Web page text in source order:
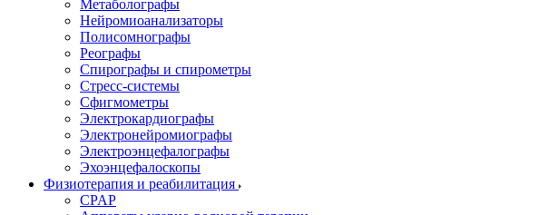
Метаболографы
Нейромиоанализаторы
Полисомнографы
Реографы
Спирографы и спирометры
Стресс-системы
Сфигмометры
Электрокардиографы
Электронейромиографы
Электроэнцефалографы
Эхоэнцефалоскопы
Физиотерапия и реабилитация
CPAP